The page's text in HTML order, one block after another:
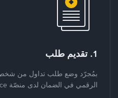
1. تقديم طلب
بمُجرّد وضع طلب تداول من
الرقمي في الضمان لدى منصّة Binance من شخص لشخص.